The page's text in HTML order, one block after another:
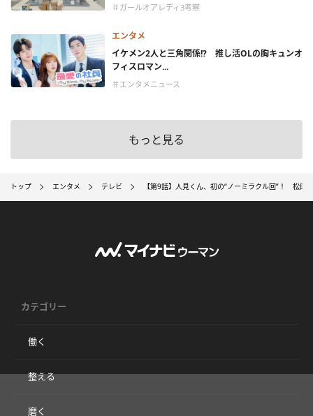
＃ガールオアレディ3考察
エンタメ
イケメン2人と三角関係!? 推し活OLの胸キュンオ
フィスロマン...
＃エンタメニュース
もっと見る
トップ エンタメ テレビ 【第9話】人見くん、初の“ノーミラクル回”！ 松田
カテゴリー
働く
整える
磨く